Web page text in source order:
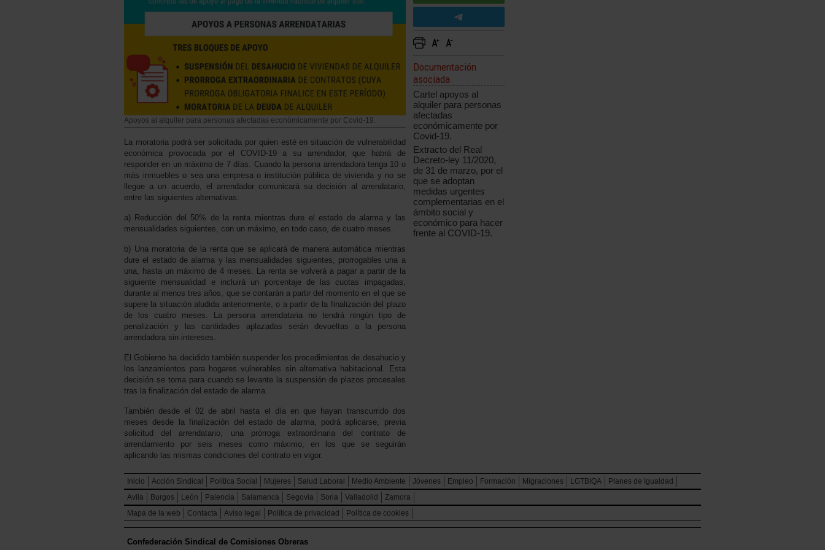
Apoyos al alquiler para personas afectadas económicamente por Covid-19.
La moratoria podrá ser solicitada por quien esté en situación de vulnerabilidad
económica provocada por el COVID-19 a su arrendador, que habrá de
responder en un máximo de 7 días. Cuando la persona arrendadora tenga 10 o
más inmuebles o sea una empresa o institución pública de vivienda y no se
llegue a un acuerdo, el arrendador comunicará su decisión al arrendatario,
entre las siguientes alternativas:
a) Reducción del 50% de la renta mientras dure el estado de alarma y las
mensualidades siguientes, con un máximo, en todo caso, de cuatro meses.
b) Una moratoria de la renta que se aplicará de manera automática mientras
dure el estado de alarma y las mensualidades siguientes, prorrogables una a
una, hasta un máximo de 4 meses. La renta se volverá a pagar a partir de la
siguiente mensualidad e incluirá un porcentaje de las cuotas impagadas,
durante al menos tres años, que se contarán a partir del momento en el que se
supere la situación aludida anteriormente, o a partir de la finalización del plazo
de los cuatro meses. La persona arrendataria no tendrá ningún tipo de
penalización y las cantidades aplazadas serán devueltas a la persona
arrendadora sin intereses.
El Gobierno ha decidido también suspender los procedimientos de desahucio y
los lanzamientos para hogares vulnerables sin alternativa habitacional. Esta
decisión se toma para cuando se levante la suspensión de plazos procesales
tras la finalización del estado de alarma.
También desde el 02 de abril hasta el día en que hayan transcurrido dos
meses desde la finalización del estado de alarma, podrá aplicarse, previa
solicitud del arrendatario, una prórroga extraordinaria del contrato de
arrendamiento por seis meses como máximo, en los que se seguirán
aplicando las mismas condiciones del contrato en vigor.
Documentación
asociada
Cartel apoyos al
alquiler para personas
afectadas
económicamente por
Covid-19.
Extracto del Real
Decreto-ley 11/2020,
de 31 de marzo, por el
que se adoptan
medidas urgentes
complementarias en el
ámbito social y
económico para hacer
frente al COVID-19.
Inicio Acción Sindical Política Social Mujeres Salud Laboral Medio Ambiente Jóvenes Empleo Formación Migraciones LGTBIQA
Planes de Igualdad
Avila
Burgos León Palencia Salamanca Segovia Soria Valladolid
Zamora
Mapa de la web
Contacta Aviso legal Política de privacidad Política de cookies
Confederación Sindical de Comisiones Obreras